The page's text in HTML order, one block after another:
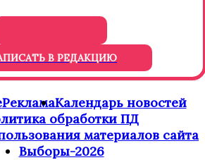
В РЕДАКЦИЮ
РекламаКалендарь новостей
обработки ПД
материалов сайта
Выборы-2026